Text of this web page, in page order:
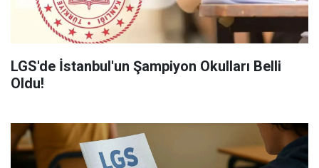
LGS'de İstanbul'un Şampiyon Okulları Belli
Oldu!